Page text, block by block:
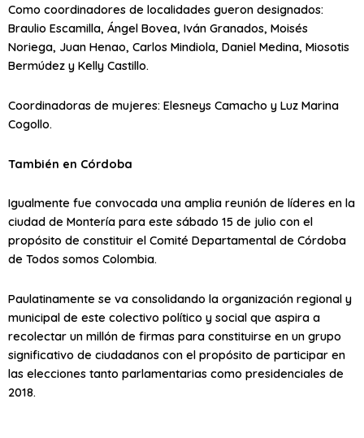
Como coordinadores de localidades gueron designados:
Braulio Escamilla, Ángel Bovea, Iván Granados, Moisés
Noriega, Juan Henao, Carlos Mindiola, Daniel Medina, Miosotis
Bermúdez y Kelly Castillo.
Coordinadoras de mujeres: Elesneys Camacho y Luz Marina
Cogollo.
También en Córdoba
Igualmente fue convocada una amplia reunión de líderes en la
ciudad de Montería para este sábado 15 de julio con el
propósito de constituir el Comité Departamental de Córdoba
de Todos somos Colombia.
Paulatinamente se va consolidando la organización regional y
municipal de este colectivo político y social que aspira a
recolectar un millón de firmas para constituirse en un grupo
significativo de ciudadanos con el propósito de participar en
las elecciones tanto parlamentarias como presidenciales de
2018.